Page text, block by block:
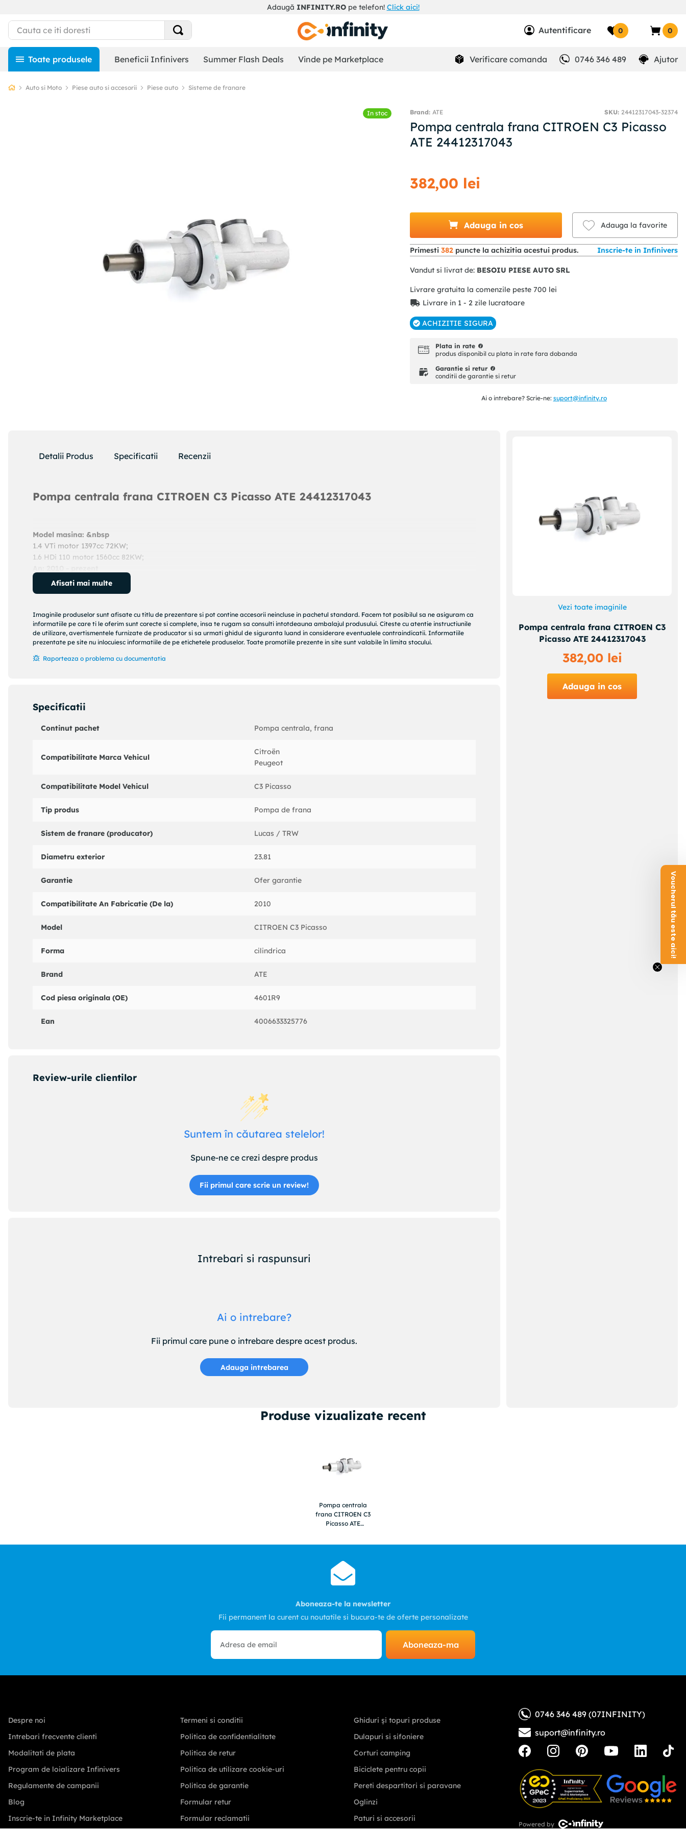
Adaugă INFINITY.ROpe telefon! Click aici!
Autentificare 0 0
Beneficii Infinivers Summer Flash Deals Vinde pe Marketplace Verificare comanda 0746 346 489 Ajutor
Auto si Moto Piese auto si accesorii Piese auto Sisteme de franare
In stoc ATE SKU: 24412317043-32374
Pompa centrala frana CITROEN C3 Picasso
ATE 24412317043
382,00 lei
Adauga in cos Adauga la favorite
Primesti382 puncte la achizitia acestui produs. Inscrie-te in Infinivers
Vandut si livrat de: BESOIU PIESE AUTO SRL
Livrare gratuita la comenzile peste 700 lei
Livrare in 1 - 2 zile lucratoare
ACHIZITIE SIGURA
Plata in rate
produs disponibil cu plata in rate fara dobanda
Garantie si retur
conditii de garantie si retur
Ai o intrebare? Scrie-ne: suport@infinity.ro
Detalii Produs Specificatii Recenzii
Pompa centrala frana CITROEN C3 Picasso ATE 24412317043
Model masina: &nbsp
1.4 VTi motor 1397cc 72KW;
1.6 HDi 110 motor 1560cc 82KW;
Cod produs:24412317043
Producator:
Specificatii produs:
Diametru [mm] : 23,81
Nr. de cuplaje : 2
Dimensiune filet : M12x1
Cod MAPP disponibil :
CITROEN : 4601R9
TRW : PMK614
Afisati mai multe
Imaginile produselor sunt afisate cu titlu de prezentare si pot contine accesorii neincluse in pachetul standard. Facem tot posibilul sa ne asiguram ca
informatiile pe care ti le oferim sunt corecte si complete, insa te rugam sa consulti intotdeauna ambalajul produsului. Citeste cu atentie instructiunile
de utilizare, avertismentele furnizate de producator si sa urmati ghidul de siguranta luand in considerare eventualele contraindicatii. Informatiile
prezentate pe site nu inlocuiesc informatiile de pe etichetele produselor. Toate promotiile prezente in site sunt valabile în limita stocului.
Raporteaza o problema cu documentatia
Specificatii
Continut pachet Pompa centrala, frana
Compatibilitate Marca Vehicul
Citroën
Peugeot
Compatibilitate Model Vehicul C3 Picasso
Tip produs Pompa de frana
Sistem de franare (producator) Lucas / TRW
Diametru exterior 23.81
Garantie Ofer garantie
Compatibilitate An Fabricatie (De la) 2010
Model CITROEN C3 Picasso
Forma cilindrica
Brand ATE
Cod piesa originala (OE) 4601R9
Ean 4006633325776
Review-urile clientilor
Suntem în căutarea stelelor!
Spune-ne ce crezi despre produs
Fii primul care scrie un review!
Intrebari si raspunsuri
Ai o intrebare?
Fii primul care pune o intrebare despre acest produs.
Adauga intrebarea
Vezi toate imaginile
Pompa centrala frana CITROEN C3
Picasso ATE 24412317043
382,00 lei
Adauga in cos
Produse vizualizate recent
Pompa centrala
frana CITROEN C3
Picasso ATE
Aboneaza-te la newsletter
Fii permanent la curent cu noutatile si bucura-te de oferte personalizate
Aboneaza-ma
Despre noi
Intrebari frecvente clienti
Modalitati de plata
Program de loializare Infinivers
Regulamente de campanii
Blog
Inscrie-te in Infinity Marketplace
Termeni si conditii
Politica de confidentialitate
Politica de retur
Politica de utilizare cookie-uri
Politica de garantie
Formular retur
Formular reclamatii
Ghiduri și topuri produse
Dulapuri si sifoniere
Corturi camping
Biciclete pentru copii
Pereti despartitori si paravane
Oglinzi
Paturi si accesorii
0746 346 489 (07INFINITY)
suport@infinity.ro
Powered by
Voucherul tău este aici!